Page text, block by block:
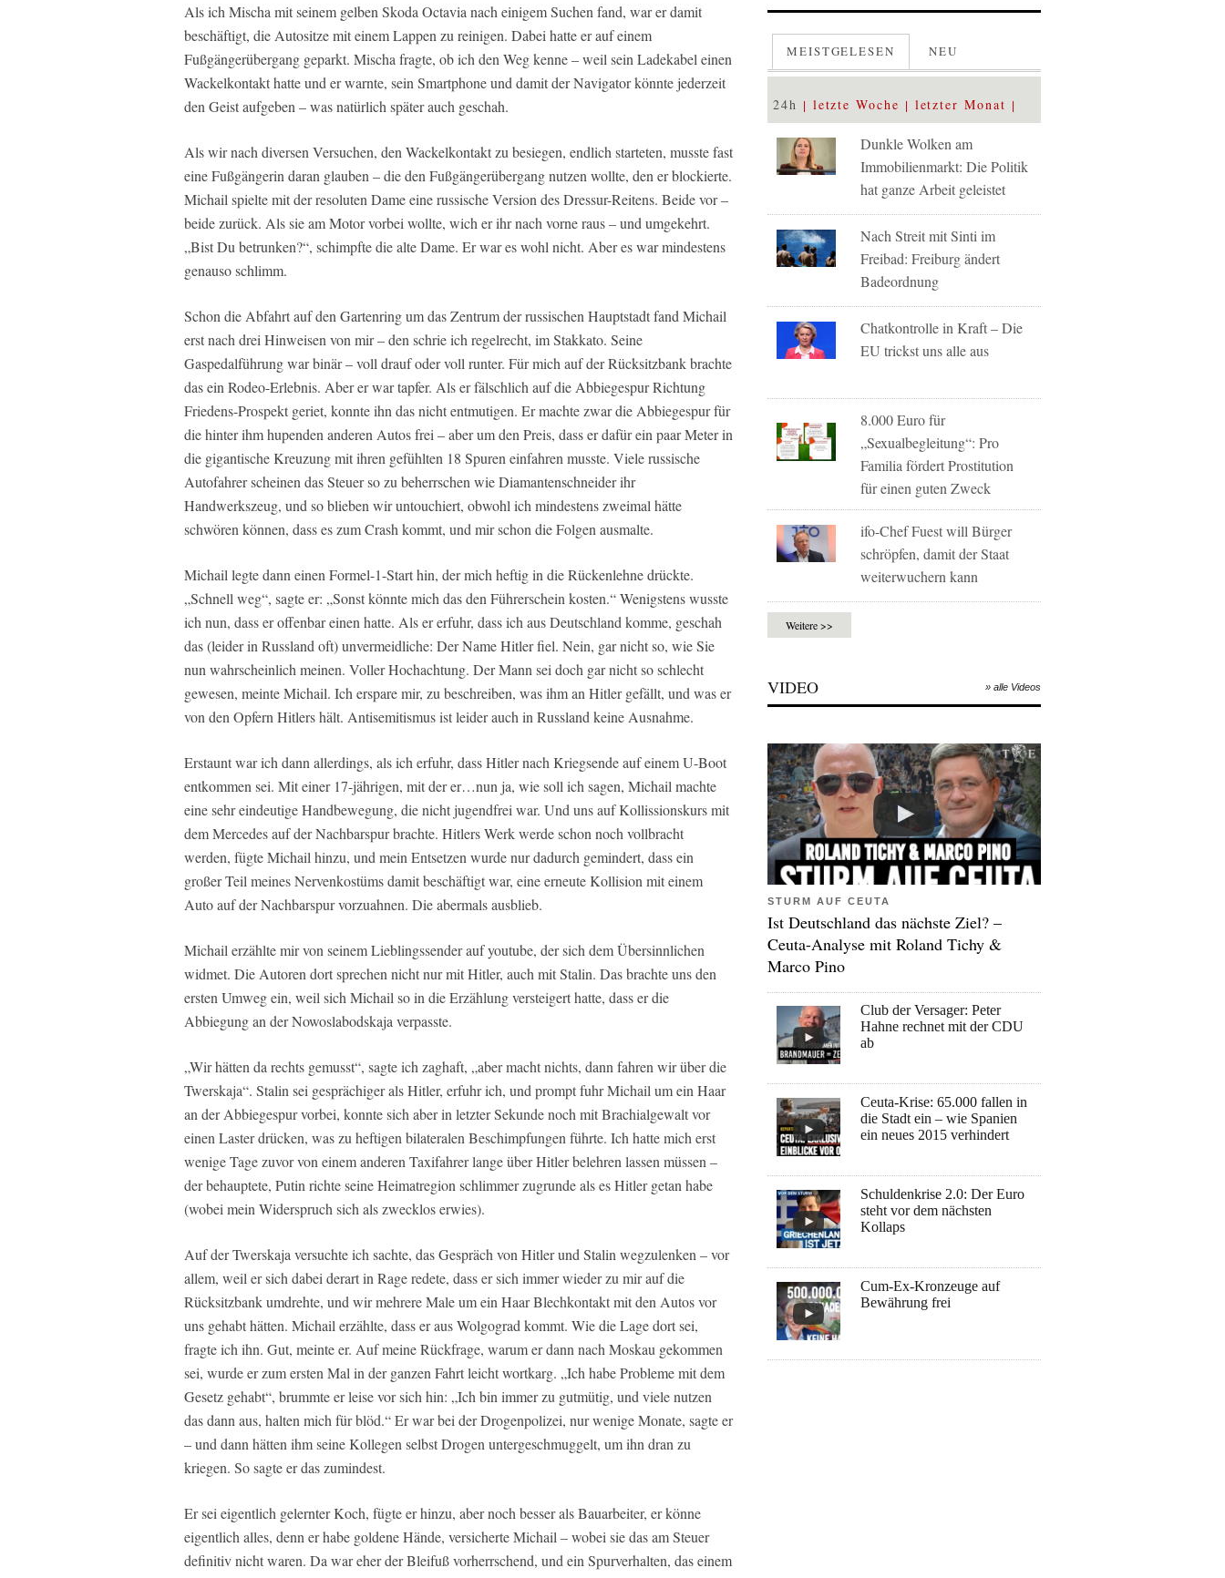
Als ich Mischa mit seinem gelben Skoda Octavia nach einigem Suchen fand, war er damit
beschäftigt, die Autositze mit einem Lappen zu reinigen. Dabei hatte er auf einem
Fußgängerübergang geparkt. Mischa fragte, ob ich den Weg kenne – weil sein Ladekabel einen
Wackelkontakt hatte und er warnte, sein Smartphone und damit der Navigator könnte jederzeit
den Geist aufgeben – was natürlich später auch geschah.
Als wir nach diversen Versuchen, den Wackelkontakt zu besiegen, endlich starteten, musste fast
eine Fußgängerin daran glauben – die den Fußgängerübergang nutzen wollte, den er blockierte.
Michail spielte mit der resoluten Dame eine russische Version des Dressur-Reitens. Beide vor –
beide zurück. Als sie am Motor vorbei wollte, wich er ihr nach vorne raus – und umgekehrt.
„Bist Du betrunken?“, schimpfte die alte Dame. Er war es wohl nicht. Aber es war mindestens
genauso schlimm.
Schon die Abfahrt auf den Gartenring um das Zentrum der russischen Hauptstadt fand Michail
erst nach drei Hinweisen von mir – den schrie ich regelrecht, im Stakkato. Seine
Gaspedalführung war binär – voll drauf oder voll runter. Für mich auf der Rücksitzbank brachte
das ein Rodeo-Erlebnis. Aber er war tapfer. Als er fälschlich auf die Abbiegespur Richtung
Friedens-Prospekt geriet, konnte ihn das nicht entmutigen. Er machte zwar die Abbiegespur für
die hinter ihm hupenden anderen Autos frei – aber um den Preis, dass er dafür ein paar Meter in
die gigantische Kreuzung mit ihren gefühlten 18 Spuren einfahren musste. Viele russische
Autofahrer scheinen das Steuer so zu beherrschen wie Diamantenschneider ihr
Handwerkszeug, und so blieben wir untouchiert, obwohl ich mindestens zweimal hätte
schwören können, dass es zum Crash kommt, und mir schon die Folgen ausmalte.
Michail legte dann einen Formel-1-Start hin, der mich heftig in die Rückenlehne drückte.
„Schnell weg“, sagte er: „Sonst könnte mich das den Führerschein kosten.“ Wenigstens wusste
ich nun, dass er offenbar einen hatte. Als er erfuhr, dass ich aus Deutschland komme, geschah
das (leider in Russland oft) unvermeidliche: Der Name Hitler fiel. Nein, gar nicht so, wie Sie
nun wahrscheinlich meinen. Voller Hochachtung. Der Mann sei doch gar nicht so schlecht
gewesen, meinte Michail. Ich erspare mir, zu beschreiben, was ihm an Hitler gefällt, und was er
von den Opfern Hitlers hält. Antisemitismus ist leider auch in Russland keine Ausnahme.
Erstaunt war ich dann allerdings, als ich erfuhr, dass Hitler nach Kriegsende auf einem U-Boot
entkommen sei. Mit einer 17-jährigen, mit der er…nun ja, wie soll ich sagen, Michail machte
eine sehr eindeutige Handbewegung, die nicht jugendfrei war. Und uns auf Kollissionskurs mit
dem Mercedes auf der Nachbarspur brachte. Hitlers Werk werde schon noch vollbracht
werden, fügte Michail hinzu, und mein Entsetzen wurde nur dadurch gemindert, dass ein
großer Teil meines Nervenkostüms damit beschäftigt war, eine erneute Kollision mit einem
Auto auf der Nachbarspur vorzuahnen. Die abermals ausblieb.
Michail erzählte mir von seinem Lieblingssender auf youtube, der sich dem Übersinnlichen
widmet. Die Autoren dort sprechen nicht nur mit Hitler, auch mit Stalin. Das brachte uns den
ersten Umweg ein, weil sich Michail so in die Erzählung versteigert hatte, dass er die
Abbiegung an der Nowoslabodskaja verpasste.
„Wir hätten da rechts gemusst“, sagte ich zaghaft, „aber macht nichts, dann fahren wir über die
Twerskaja“. Stalin sei gesprächiger als Hitler, erfuhr ich, und prompt fuhr Michail um ein Haar
an der Abbiegespur vorbei, konnte sich aber in letzter Sekunde noch mit Brachialgewalt vor
einen Laster drücken, was zu heftigen bilateralen Beschimpfungen führte. Ich hatte mich erst
wenige Tage zuvor von einem anderen Taxifahrer lange über Hitler belehren lassen müssen –
der behauptete, Putin richte seine Heimatregion schlimmer zugrunde als es Hitler getan habe
(wobei mein Widerspruch sich als zwecklos erwies).
Auf der Twerskaja versuchte ich sachte, das Gespräch von Hitler und Stalin wegzulenken – vor
allem, weil er sich dabei derart in Rage redete, dass er sich immer wieder zu mir auf die
Rücksitzbank umdrehte, und wir mehrere Male um ein Haar Blechkontakt mit den Autos vor
uns gehabt hätten. Michail erzählte, dass er aus Wolgograd kommt. Wie die Lage dort sei,
fragte ich ihn. Gut, meinte er. Auf meine Rückfrage, warum er dann nach Moskau gekommen
sei, wurde er zum ersten Mal in der ganzen Fahrt leicht wortkarg. „Ich habe Probleme mit dem
Gesetz gehabt“, brummte er leise vor sich hin: „Ich bin immer zu gutmütig, und viele nutzen
das dann aus, halten mich für blöd.“ Er war bei der Drogenpolizei, nur wenige Monate, sagte er
– und dann hätten ihm seine Kollegen selbst Drogen untergeschmuggelt, um ihn dran zu
kriegen. So sagte er das zumindest.
Er sei eigentlich gelernter Koch, fügte er hinzu, aber noch besser als Bauarbeiter, er könne
eigentlich alles, denn er habe goldene Hände, versicherte Michail – wobei sie das am Steuer
definitiv nicht waren. Da war eher der Bleifuß vorherrschend, und ein Spurverhalten, das einem
MEISTGELESEN NEU
24h letzte Woche letzter Monat
Dunkle Wolken am
Immobilienmarkt: Die Politik
hat ganze Arbeit geleistet
Nach Streit mit Sinti im
Freibad: Freiburg ändert
Badeordnung
Chatkontrolle in Kraft – Die
EU trickst uns alle aus
8.000 Euro für
„Sexualbegleitung“: Pro
Familia fördert Prostitution
für einen guten Zweck
ifo-Chef Fuest will Bürger
schröpfen, damit der Staat
weiterwuchern kann
Weitere >>
VIDEO » alle Videos
STURM AUF CEUTA
Ist Deutschland das nächste Ziel? –
Ceuta-Analyse mit Roland Tichy &
Marco Pino
Club der Versager: Peter
Hahne rechnet mit der CDU
ab
Ceuta-Krise: 65.000 fallen in
die Stadt ein – wie Spanien
ein neues 2015 verhindert
Schuldenkrise 2.0: Der Euro
steht vor dem nächsten
Kollaps
Cum-Ex-Kronzeuge auf
Bewährung frei